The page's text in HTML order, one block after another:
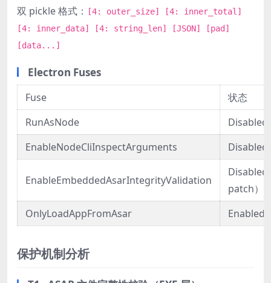
双 pickle 格式：
[4: outer_size] [4: inner_total]
[4: inner_data] [4: string_len] [JSON] [pad]
[data...]
Electron Fuses
Fuse
状态
RunAsNode
Disabled
EnableNodeCliInspectArguments
Disabled
EnableEmbeddedAsarIntegrityValidation
Disabled
patch）
OnlyLoadAppFromAsar
Enabled
保护机制分析